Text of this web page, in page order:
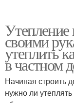
Утепление
своими
утеплить
в частном
Начиная строить
нужно ли